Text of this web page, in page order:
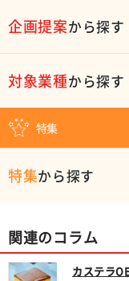
企画提案から探す
対象業種から探す
特集
特集から探す
関連のコラム
カステラ